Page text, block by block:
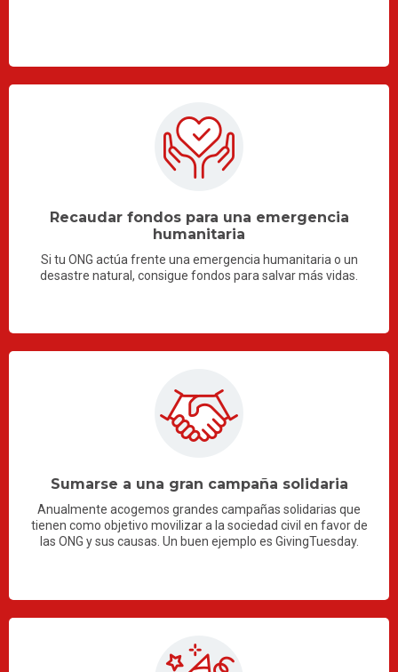
Recaudar fondos para una emergencia
humanitaria
Si tu ONG actúa frente una emergencia humanitaria o un
desastre natural, consigue fondos para salvar más vidas.
Sumarse a una gran campaña solidaria
Anualmente acogemos grandes campañas solidarias que
tienen como objetivo movilizar a la sociedad civil en favor de
las ONG y sus causas. Un buen ejemplo es GivingTuesday.